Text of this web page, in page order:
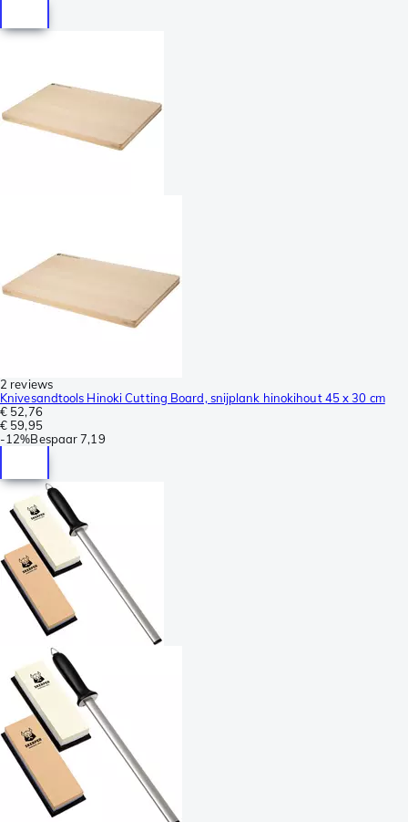
2 reviews
Knivesandtools Hinoki Cutting Board, snijplank hinokihout 45 x 30 cm
€ 52,76
€ 59,95
-12%Bespaar 7,19